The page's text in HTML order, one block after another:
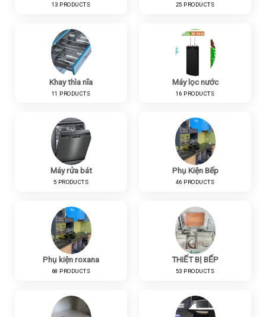
13 PRODUCTS 25 PRODUCTS
Khay thìa nĩa
11 PRODUCTS
Máy lọc nước
16 PRODUCTS
Máy rửa bát
5 PRODUCTS
Phụ Kiện Bếp
46 PRODUCTS
Phụ kiện roxana
68 PRODUCTS
THIẾT BỊ BẾP
53 PRODUCTS